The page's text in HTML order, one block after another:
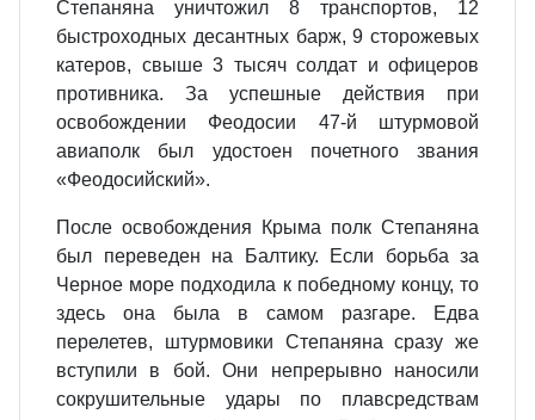
Степаняна уничтожил 8 транспортов, 12
быстроходных десантных барж, 9 сторожевых
катеров, свыше 3 тысяч солдат и офицеров
противника. За успешные действия при
освобождении Феодосии 47-й штурмовой
авиаполк был удостоен почетного звания
«Феодосийский».
После освобождения Крыма полк Степаняна
был переведен на Балтику. Если борьба за
Черное море подходила к победному концу, то
здесь она была в самом разгаре. Едва
перелетев, штурмовики Степаняна сразу же
вступили в бой. Они непрерывно наносили
сокрушительные удары по плавсредствам